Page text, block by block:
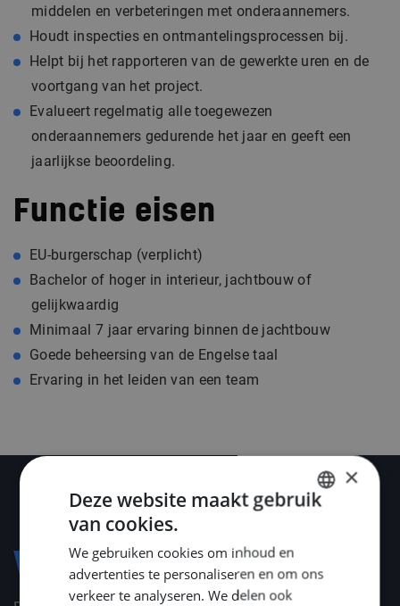
middelen en verbeteringen met onderaannemers.
Houdt inspecties en ontmantelingsprocessen bij.
Helpt bij het rapporteren van de gewerkte uren en de
voortgang van het project.
Evalueert regelmatig alle toegewezen
onderaannemers gedurende het jaar en geeft een
jaarlijkse beoordeling.
Functie eisen
EU-burgerschap (verplicht)
Bachelor of hoger in interieur, jachtbouw of
gelijkwaardig
Minimaal 7 jaar ervaring binnen de jachtbouw
Goede beheersing van de Engelse taal
Ervaring in het leiden van een team
Voorwaarden
×
Deze website maakt gebruik
van cookies.
We gebruiken cookies om inhoud en
advertenties te personaliseren en om ons
verkeer te analyseren. We delen ook